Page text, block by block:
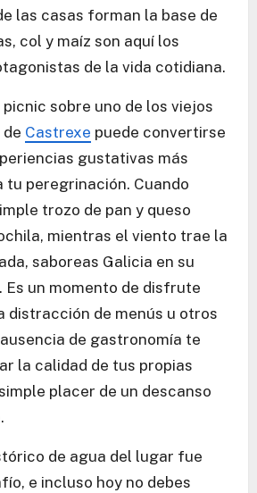
las casas forman la base de
col y maíz son aquí los
de la vida cotidiana.
sobre uno de los viejos
Castrexe puede convertirse
gustativas más
tu peregrinación. Cuando
trozo de pan y queso
mientras el viento trae la
saboreas Galicia en su
Es un momento de disfrute
distracción de menús u otros
de gastronomía te
la calidad de tus propias
placer de un descanso
de agua del lugar fue
e incluso hoy no debes